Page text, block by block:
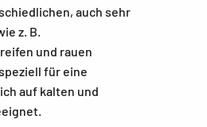
auch sehr
z. B.
und rauen
für eine
auf kalten und